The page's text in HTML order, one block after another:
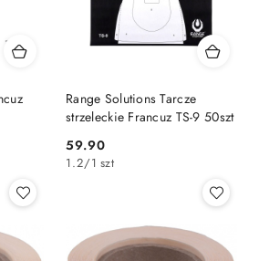
Range Solutions Tarcze
strzeleckie Francuz TS-9 50szt
Cena:
59.90
1.2/1 szt